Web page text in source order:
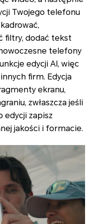
Twojego telefonu
filtry, dodać tekst
telefony
edycji AI, więc
firm. Edycja
ekranu,
zwłaszcza jeśli
edycji zapisz
jakości i formacie.